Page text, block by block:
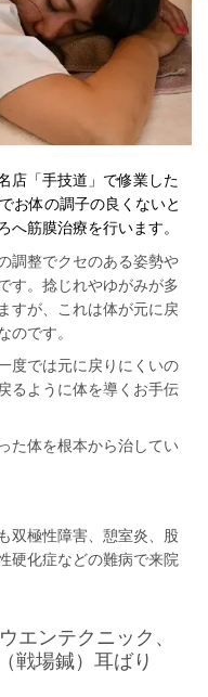
店「手技道」で修業した
お体の調子の良くないと
へ筋膜治療を行います。
調整でクセのある姿勢や
す。捻じれやゆがみが多
すが、これは体が元に戻
のです。
度では元に戻りにくいの
るように体を導くお手伝
た体を根本から治してい
双極性障害、憩室炎、股
硬化症などの難病で来院
ンテクニック、
戦場鍼）耳ばり